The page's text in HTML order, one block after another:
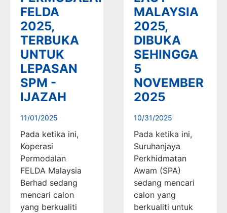
FELDA
2025,
TERBUKA
UNTUK
LEPASAN
SPM -
IJAZAH
11/01/2025
Pada ketika ini,
Koperasi
Permodalan
FELDA Malaysia
Berhad sedang
mencari calon
yang berkualiti
MALAYSIA
2025,
DIBUKA
SEHINGGA
5
NOVEMBER
2025
10/31/2025
Pada ketika ini,
Suruhanjaya
Perkhidmatan
Awam (SPA)
sedang mencari
calon yang
berkualiti untuk